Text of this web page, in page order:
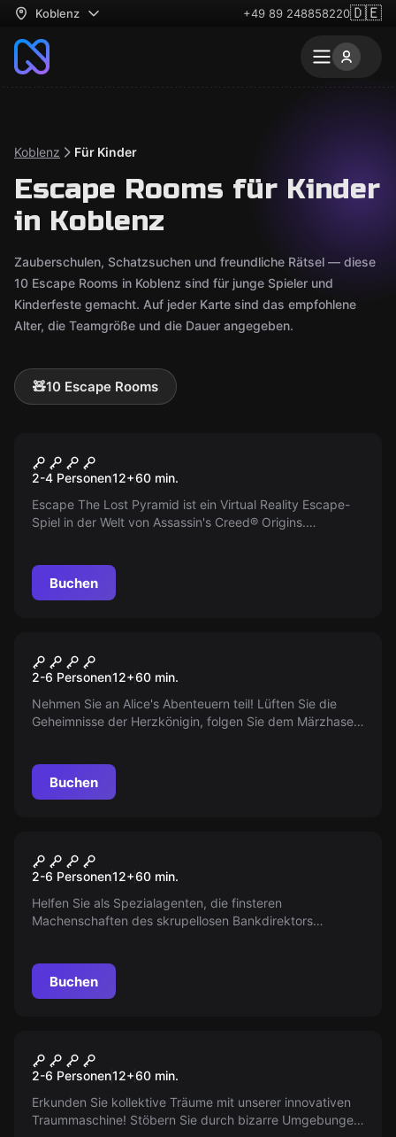
Koblenz +49 89 248858220🇩🇪
Koblenz Für Kinder
Escape Rooms für Kinder
in Koblenz
Zauberschulen, Schatzsuchen und freundliche Rätsel — diese
10 Escape Rooms in Koblenz sind für junge Spieler und
Kinderfeste gemacht. Auf jeder Karte sind das empfohlene
Alter, die Teamgröße und die Dauer angegeben.
🧸10 Escape Rooms
Escape the lost Pyramide
2-4 Personen12+60 min.
Escape The Lost Pyramid ist ein Virtual Reality Escape-
Spiel in der Welt von Assassin's Creed® Origins.
Sie.Buchen
Alice im Wunderland
2-6 Personen12+60 min.
Nehmen Sie an Alice's Abenteuern teil! Lüften Sie die
Geheimnisse der Herzkönigin, folgen Sie dem Märzhasen,
Buchen
Die Blutdiamanten von
Rabuun
2-6 Personen12+60 min.
Helfen Sie als Spezialagenten, die finsteren
Machenschaften des skrupellosen Bankdirektors
Buchen
Dream Hackers
2-6 Personen12+60 min.
Erkunden Sie kollektive Träume mit unserer innovativen
Traummaschine! Stöbern Sie durch bizarre Umgebungen,